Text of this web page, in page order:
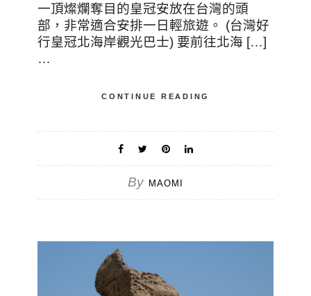
一頂燦爛奪目的皇冠安放在台灣的頭
部，非常適合安排一日輕旅遊。 (台灣好
行皇冠北海岸觀光巴士) 要前往北海 […]
…
CONTINUE READING
By MAOMI